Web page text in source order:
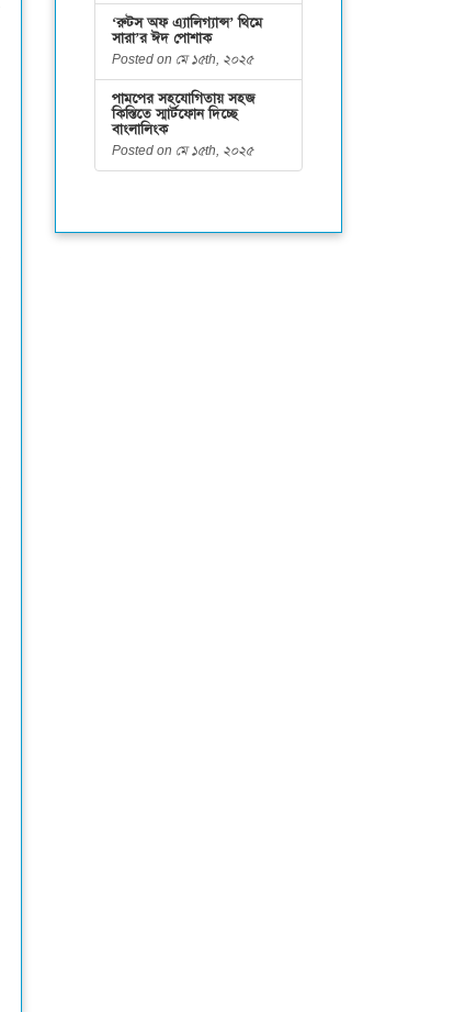
‘রুটস অফ এ্যালিগ্যান্স’ থিমে
সারা’র ঈদ পোশাক
Posted on মে ১৫th, ২০২৫
পামপের সহযোগিতায় সহজ
কিস্তিতে স্মার্টফোন দিচ্ছে
বাংলালিংক
Posted on মে ১৫th, ২০২৫